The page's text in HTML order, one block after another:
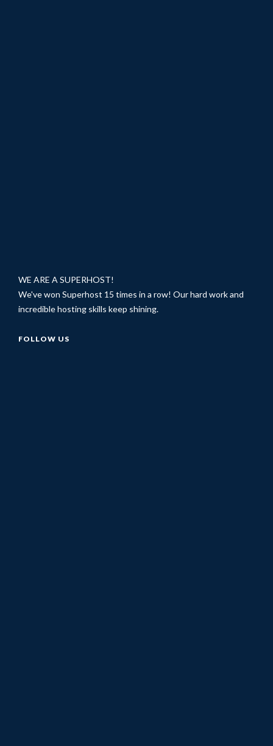
WE ARE A SUPERHOST!
We've won Superhost 15 times in a row! Our hard work and
incredible hosting skills keep shining.
FOLLOW US